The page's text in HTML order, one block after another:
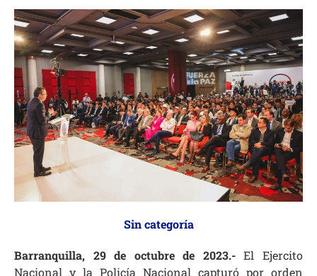
Sin categoría
Barranquilla, 29 de octubre de 2023.-El Ejercito
Nacional y la Policía Nacional capturó por orden